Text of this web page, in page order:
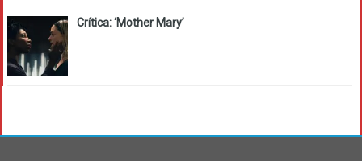
Crítica: ‘Mother Mary’